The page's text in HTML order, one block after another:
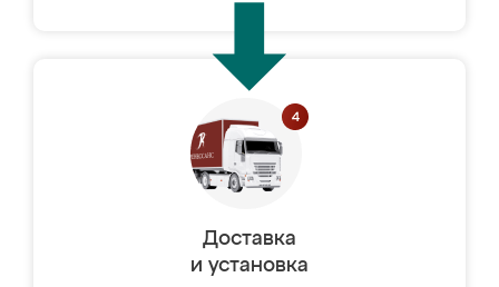
Доставка
и установка